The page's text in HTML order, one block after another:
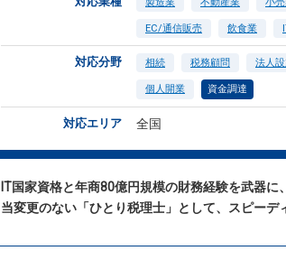
EC/通信販売 飲食業
対応分野 相続 税務顧問 法人
個人開業 資金調達
対応エリア 全国
IT国家資格と年商80億円規模の財務経験を武器
当変更のない「ひとり税理士」として、スピーデ